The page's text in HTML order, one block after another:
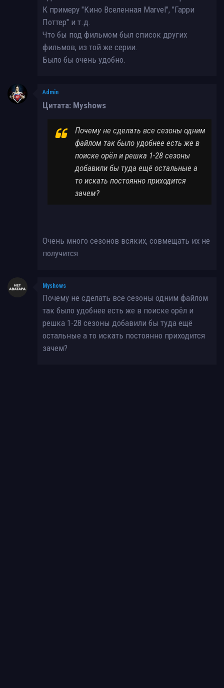
К примеру "Кино Вселенная Marvel", "Гарри
Поттер" и т.д.
Что бы под фильмом был список других
фильмов, из той же серии.
Было бы очень удобно.
Admin
Цитата: Myshows
Почему не сделать все сезоны одним
файлом так было удобнее есть же в
поиске орёл и решка 1-28 сезоны
добавили бы туда ещё остальные а
то искать постоянно приходится
зачем?
Очень много сезонов всяких, совмещать их не
получится
Myshows
Почему не сделать все сезоны одним файлом
так было удобнее есть же в поиске орёл и
решка 1-28 сезоны добавили бы туда ещё
остальные а то искать постоянно приходится
зачем?